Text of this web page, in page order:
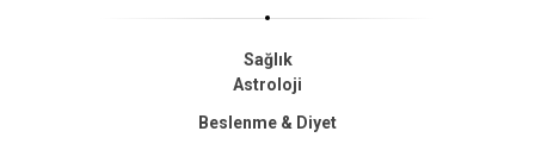
Sağlık
Astroloji
Beslenme & Diyet